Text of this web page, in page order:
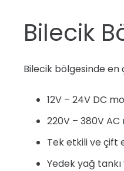
Bilecik
Bilecik bölgesinde
12V – 24V DC
220V – 380V
Tek etkili ve çift
Yedek yağ